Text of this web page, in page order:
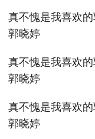
真不愧是我喜欢
郭晓婷
真不愧是我喜欢
郭晓婷
真不愧是我喜欢
郭晓婷